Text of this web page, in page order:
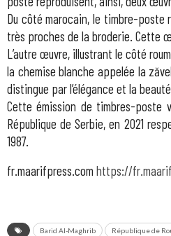
Du côté marocain, le timbre-poste
très proches de la broderie. Cette
L’autre œuvre, illustrant le côté
la chemise blanche appelée la
distingue par l’élégance et la
Cette émission de timbres-poste
République de Serbie, en 2021
1987.
fr.maarifpress.com https://
Barid Al-Maghrib République de